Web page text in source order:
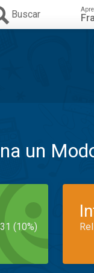
Buscar
un
(10%)